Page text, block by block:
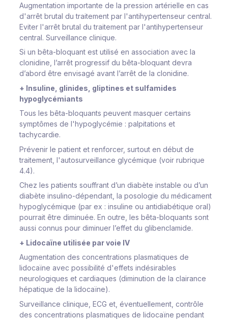
Augmentation importante de la pression artérielle en cas
d'arrêt brutal du traitement par l'antihypertenseur central.
Eviter l'arrêt brutal du traitement par l'antihypertenseur
central. Surveillance clinique.
Si un bêta-bloquant est utilisé en association avec la
clonidine, l’arrêt progressif du bêta-bloquant devra
d’abord être envisagé avant l’arrêt de la clonidine.
+ Insuline, glinides, gliptines et sulfamides
hypoglycémiants
Tous les bêta-bloquants peuvent masquer certains
symptômes de l'hypoglycémie : palpitations et
tachycardie.
Prévenir le patient et renforcer, surtout en début de
traitement, l'autosurveillance glycémique (voir rubrique
4.4).
Chez les patients souffrant d’un diabète instable ou d’un
diabète insulino-dépendant, la posologie du médicament
hypoglycémique (par ex : insuline ou antidiabétique oral)
pourrait être diminuée. En outre, les bêta-bloquants sont
aussi connus pour diminuer l’effet du glibenclamide.
+ Lidocaïne utilisée par voie IV
Augmentation des concentrations plasmatiques de
lidocaïne avec possibilité d'effets indésirables
neurologiques et cardiaques (diminution de la clairance
hépatique de la lidocaïne).
Surveillance clinique, ECG et, éventuellement, contrôle
des concentrations plasmatiques de lidocaïne pendant